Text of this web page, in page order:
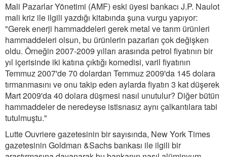
Mali Pazarlar Yönetimi (AMF) eski üyesi bankacı J.P. Naulot
mali kriz ile ilgili yazdığı kitabında şuna vurgu yapıyor:
"Gerek enerji hammaddeleri gerek metal ve tarım ürünleri
hammaddeleri olsun, bu ürünlerin pazarları çok değişken
oldu. Örneğin 2007-2009 yılları arasında petrol fiyatının bir
yıl içerisinde iki katına çıktığı komedisi, varil fiyatının
Temmuz 2007'de 70 dolardan Temmuz 2009'da 145 dolara
tırmanmasını ve onu takip eden aylarda fiyatın 3 kat düşerek
Mart 2009'da 40 dolara düşmesi nasıl unutulur? Diğer bütün
hammaddeler de neredeyse istisnasız aynı çalkantılara tabi
tutulmuştu."
Lutte Ouvriere gazetesinin bir sayısında, New York Times
gazetesinin Goldman &Sachs bankası ile ilgili bir